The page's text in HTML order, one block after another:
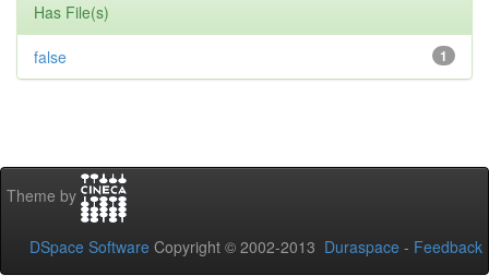
Has File(s)
1
false
Theme by
DSpace Software Copyright © 2002-2013 Duraspace - Feedback